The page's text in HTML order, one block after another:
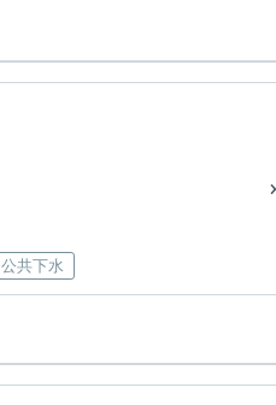
公共下水